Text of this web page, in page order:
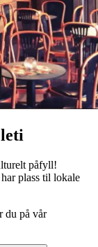
påfyll!
plass til lokale
du på vår